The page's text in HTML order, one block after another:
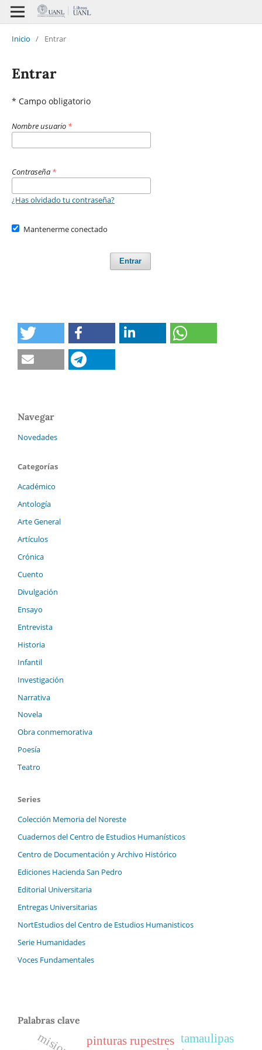
Inicio / Entrar
Entrar
* Campo obligatorio
Nombre usuario *
Contraseña *
¿Has olvidado tu contraseña?
Mantenerme conectado
Entrar
Navegar
Novedades
Categorías
Académico
Antología
Arte General
Artículos
Crónica
Cuento
Divulgación
Ensayo
Entrevista
Historia
Infantil
Investigación
Narrativa
Novela
Obra conmemorativa
Poesía
Teatro
Series
Colección Memoria del Noreste
Cuadernos del Centro de Estudios Humanísticos
Centro de Documentación y Archivo Histórico
Ediciones Hacienda San Pedro
Editorial Universitaria
Entregas Universitarias
NortEstudios del Centro de Estudios Humanisticos
Serie Humanidades
Voces Fundamentales
Palabras clave
pinturas rupestres tamaulipas